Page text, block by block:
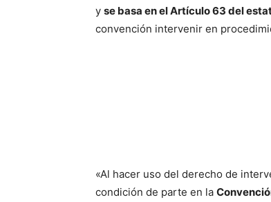
y se basa en el Artículo 63 del
convención intervenir en
«Al hacer uso del derecho de
condición de parte en la